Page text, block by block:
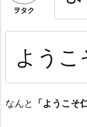
ようこ
なんと 「ようこそ